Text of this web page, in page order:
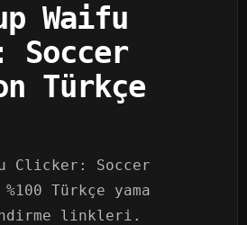
Waifu
Soccer
Türkçe
Clicker: Soccer
Türkçe yama
linkleri.